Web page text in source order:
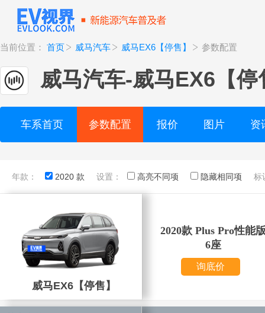
当前位置： 首页 威马汽车 威马EX6【停售】 参数配置
威马汽车-威马EX6【停
车系首页 参数配置 报价 图片 资
年款： 2020 款 设置： 高亮不同项 隐藏相同项 标
威马EX6【停售】
威马EX6【停售】
2020款 Plus Pro性能
6座
询底价